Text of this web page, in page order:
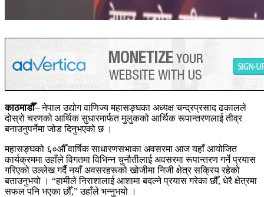
काठमाडौँ– नेपाल उद्योग वाणिज्य महासङ्घका अध्यक्ष चन्द्रप्रसाद ढकालले
दोस्रो चरणको आर्थिक सुधारमार्फत मुलुकको आर्थिक रूपान्तरणलाई तीव्र
बनाउनुपर्नेमा जोड दिनुभएको छ ।
महासङ्घको ६०औँ वार्षिक साधारणसभाका अवसरमा आज यहाँ आयोजित
कार्यक्रममा उहाँले विगतमा विभिन्न चुनौतीलाई अवसरमा रूपान्तरण गर्ने प्रयास
गरिएको उल्लेख गर्दै नयाँ अवसरहरूको खोजीमा निजी क्षेत्र सक्रिय रहेको
बताउनुभयो । “हामीले निराशालाई आशामा बदल्ने प्रयास गरेका छौँ, धेरै क्षेत्रमा
सफल पनि भएका छौँ,” उहाँले भन्नुभयो ।